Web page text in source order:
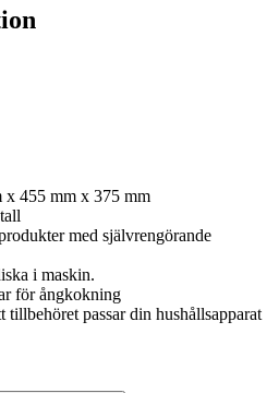
455 mm x 375 mm
med självrengörande
i maskin.
för ångkokning
passar din hushållsapparat